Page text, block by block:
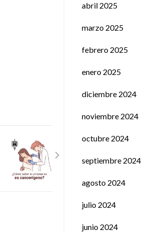
abril 2025
marzo 2025
febrero 2025
enero 2025
diciembre 2024
noviembre 2024
octubre 2024
septiembre 2024
agosto 2024
julio 2024
junio 2024